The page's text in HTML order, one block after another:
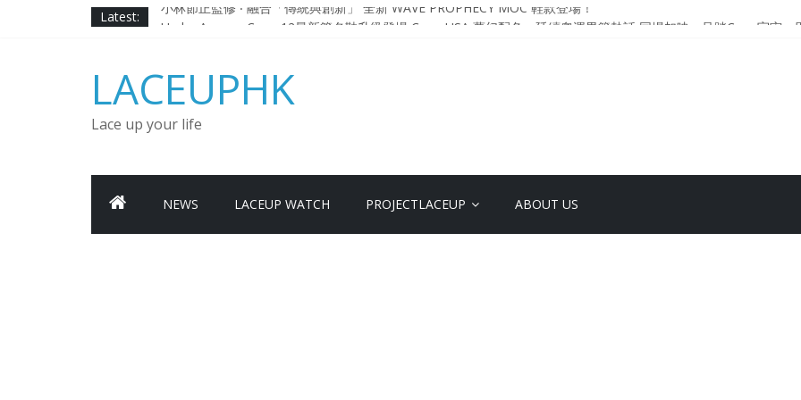
Latest:
小林節正監修 ‧ 融合「傳統與創新」 全新 WAVE PROPHECY MOC 鞋款登場！
由 Black Excellence 重新定義藝術時代單色調的影響力 New Balance x Joe Freshgoods MADE in USA 990v4
日本東京都創作分部提案 NEW BALANCE / TOKYO DESIGN STUDIO ML610 SLIP-ON
LACEUPHK
Lace up your life
NEWS LACEUP WATCH PROJECTLACEUP ABOUT US